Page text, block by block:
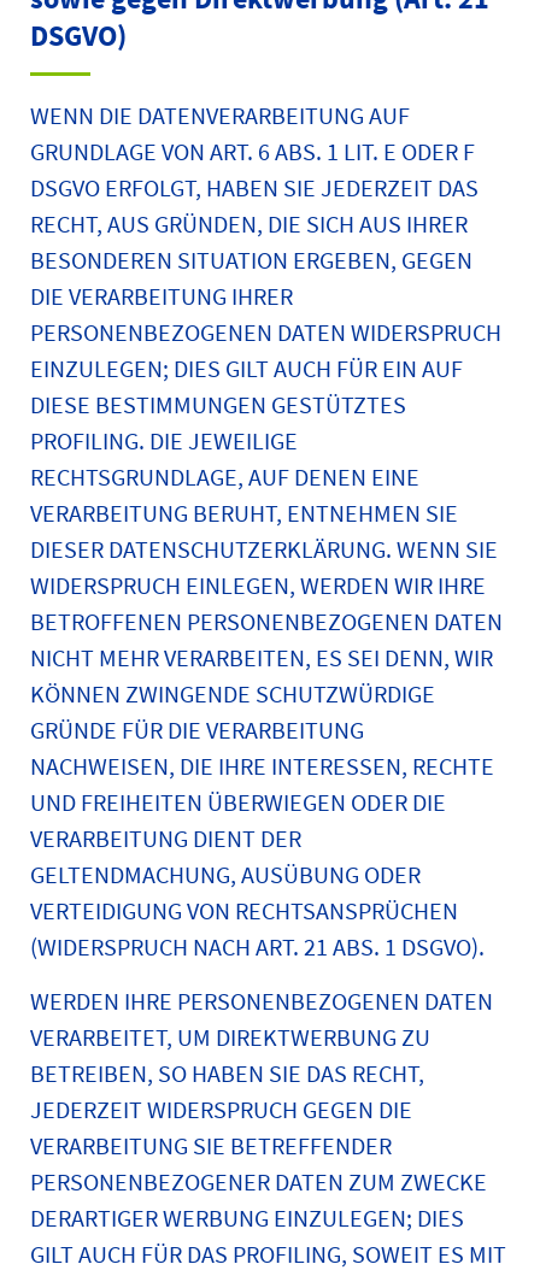
DSGVO)
WENN DIE DATENVERARBEITUNG AUF
GRUNDLAGE VON ART. 6 ABS. 1 LIT. E ODER F
DSGVO ERFOLGT, HABEN SIE JEDERZEIT DAS
RECHT, AUS GRÜNDEN, DIE SICH AUS IHRER
BESONDEREN SITUATION ERGEBEN, GEGEN
DIE VERARBEITUNG IHRER
PERSONENBEZOGENEN DATEN WIDERSPRUCH
EINZULEGEN; DIES GILT AUCH FÜR EIN AUF
DIESE BESTIMMUNGEN GESTÜTZTES
PROFILING. DIE JEWEILIGE
RECHTSGRUNDLAGE, AUF DENEN EINE
VERARBEITUNG BERUHT, ENTNEHMEN SIE
DIESER DATENSCHUTZERKLÄRUNG. WENN SIE
WIDERSPRUCH EINLEGEN, WERDEN WIR IHRE
BETROFFENEN PERSONENBEZOGENEN DATEN
NICHT MEHR VERARBEITEN, ES SEI DENN, WIR
KÖNNEN ZWINGENDE SCHUTZWÜRDIGE
GRÜNDE FÜR DIE VERARBEITUNG
NACHWEISEN, DIE IHRE INTERESSEN, RECHTE
UND FREIHEITEN ÜBERWIEGEN ODER DIE
VERARBEITUNG DIENT DER
GELTENDMACHUNG, AUSÜBUNG ODER
VERTEIDIGUNG VON RECHTSANSPRÜCHEN
(WIDERSPRUCH NACH ART. 21 ABS. 1 DSGVO).
WERDEN IHRE PERSONENBEZOGENEN DATEN
VERARBEITET, UM DIREKTWERBUNG ZU
BETREIBEN, SO HABEN SIE DAS RECHT,
JEDERZEIT WIDERSPRUCH GEGEN DIE
VERARBEITUNG SIE BETREFFENDER
PERSONENBEZOGENER DATEN ZUM ZWECKE
DERARTIGER WERBUNG EINZULEGEN; DIES
GILT AUCH FÜR DAS PROFILING, SOWEIT ES MIT